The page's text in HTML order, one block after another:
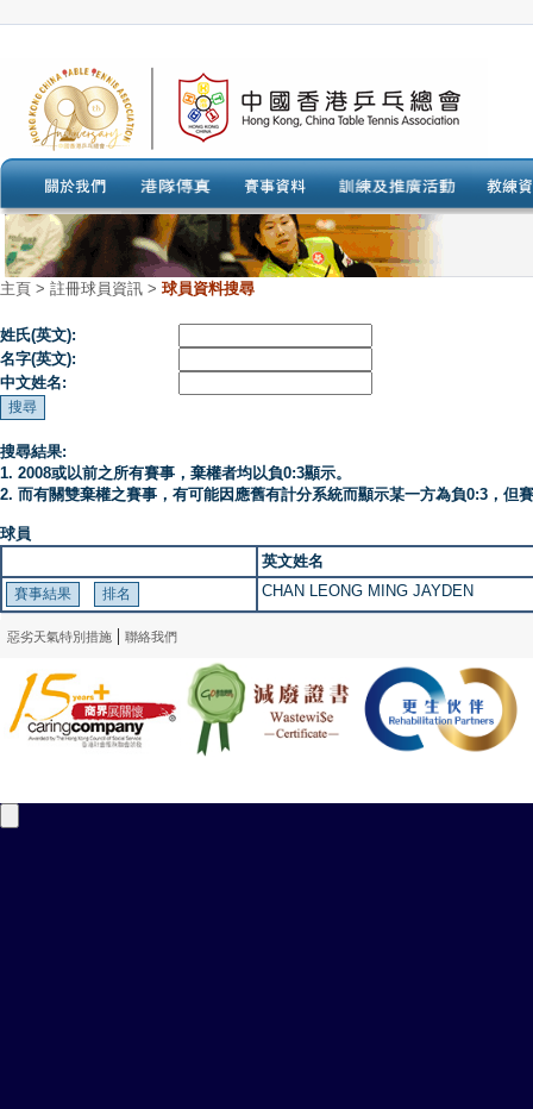
主頁 > 註冊球員資訊 > 球員資料搜尋
姓氏(英文):
名字(英文):
中文姓名:
搜尋結果:
1. 2008或以前之所有賽事，棄權者均以負0:3顯示。
2. 而有關雙棄權之賽事，有可能因應舊有計分系統而顯示某一方為負0:3，但
球員
英文姓名
CHAN LEONG MING JAYDEN